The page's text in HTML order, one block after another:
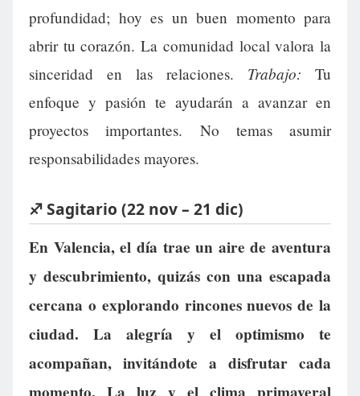
profundidad; hoy es un buen momento para
abrir tu corazón. La comunidad local valora la
sinceridad en las relaciones. Trabajo: Tu
enfoque y pasión te ayudarán a avanzar en
proyectos importantes. No temas asumir
responsabilidades mayores.
♐ Sagitario (22 nov – 21 dic)
En Valencia, el día trae un aire de aventura
y descubrimiento, quizás con una escapada
cercana o explorando rincones nuevos de la
ciudad. La alegría y el optimismo te
acompañan, invitándote a disfrutar cada